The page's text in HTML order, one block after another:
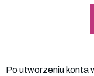
Po utworzeniu konta